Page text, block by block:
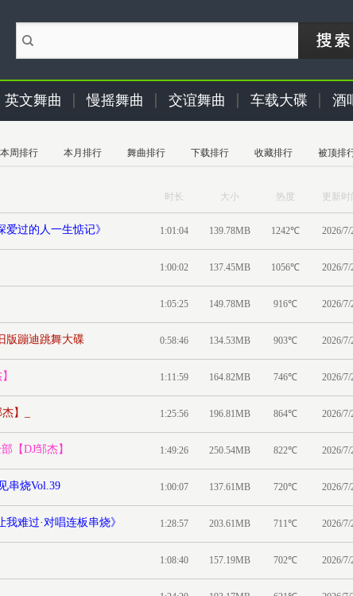
英文舞曲 慢摇舞曲 交谊舞曲 车载大碟 酒
本周排行 本月排行 舞曲排行 下载排行 收藏排行 被顶排
时长 大小 热度 更新时
过的人一生惦记》 1:01:04 139.78MB 1242℃ 2026/7/
1:00:02 137.45MB 1056℃ 2026/7/
1:05:25 149.78MB 916℃ 2026/7/
版蹦迪跳舞大碟 0:58:46 134.53MB 903℃ 2026/7/
1:11:59 164.82MB 746℃ 2026/7/
】_ 1:25:56 196.81MB 864℃ 2026/7/
【DJ邹杰】 1:49:26 250.54MB 822℃ 2026/7/
串烧Vol.39 1:00:07 137.61MB 720℃ 2026/7/
难过·对唱连板串烧》 1:28:57 203.61MB 711℃ 2026/7/
1:08:40 157.19MB 702℃ 2026/7/